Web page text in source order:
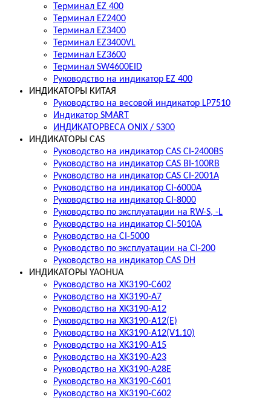
Терминал EZ 400
Терминал EZ2400
Терминал EZ3400
Терминал EZ3400VL
Терминал EZ3600
Терминал SW4600EID
Руководство на индикатор EZ 400
ИНДИКАТОРЫ КИТАЯ
Руководство на весовой индикатор LP7510
Индикатор SMART
ИНДИКАТОРВЕСА ONIX / S300
ИНДИКАТОРЫ CAS
Руководство на индикатор CAS CI-2400BS
Руководство на индикатор CAS BI-100RB
Руководство на индикатор CAS CI-2001А
Руководство на индикатор CI-6000A
Руководство на индикатор CI-8000
Руководство по эксплуатации на RW-S, -L
Руководство на индикатор CI-5010A
Руководство на CI-5000
Руководство по эксплуатации на CI-200
Руководство на индикатор CAS DH
ИНДИКАТОРЫ YAOHUA
Руководство на XK3190-C602
Руководство на XK3190-А7
Руководство на XK3190-А12
Руководство на XK3190-А12(Е)
Руководство на XK3190-А12(V1.10)
Руководство на XK3190-А15
Руководство на XK3190-А23
Руководство на XK3190-А28E
Руководство на XK3190-C601
Руководство на XK3190-C602